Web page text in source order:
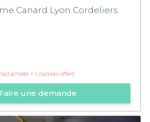
Canard Lyon Cordeliers
acheté = 1 cocktail offert
Faire une demande